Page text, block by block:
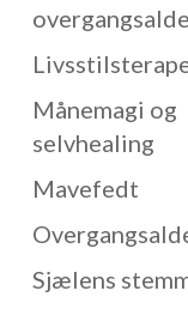
Månemagi og
selvhealing
Mavefedt
Sjælens